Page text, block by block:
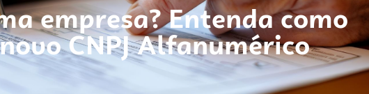
empresa? Entenda como
CNPJ Alfanumérico